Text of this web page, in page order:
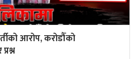
आरोप, करोडौँको